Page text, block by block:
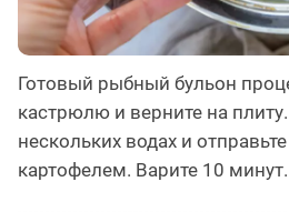
Готовый рыбный бульон
кастрюлю и верните на
нескольких водах и
картофелем. Варите 10 минут.